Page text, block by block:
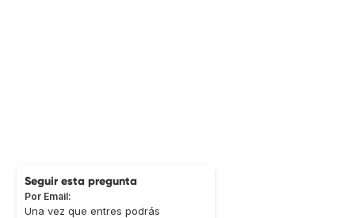
Seguir esta pregunta
Por Email:
Una vez que entres podrás